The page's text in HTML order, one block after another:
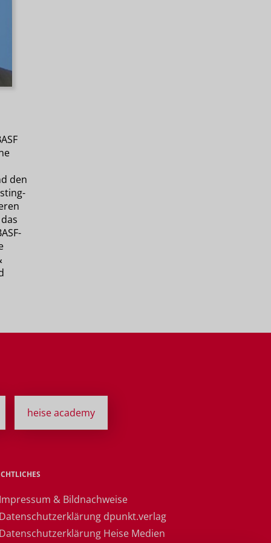
den
heise academy
& Bildnachweise
dpunkt.verlag
Heise Medien